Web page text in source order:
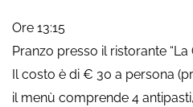
Ore 13:15
Pranzo presso il ristorante
Il costo è di € 30 a persona
il menù comprende 4